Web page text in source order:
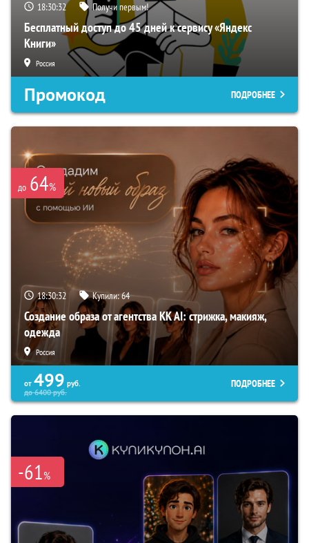
18:30:31 Получи первым!
Бесплатный доступ до 45 дней к сервису «Яндекс
Книги»
Россия
Промокод ПОДРОБНЕЕ
до 64%
18:30:31 Купили:64
Создание образа от агентства KK AI: стрижка, макияж,
одежда
Россия
от 499 руб.
до6400руб.
ПОДРОБНЕЕ
-61%